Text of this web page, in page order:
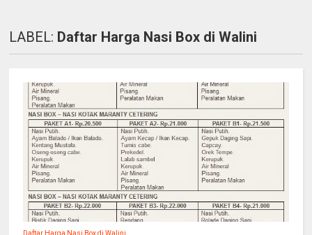
LABEL: Daftar Harga Nasi Box di Walini
Daftar Harga Nasi Box di Walini